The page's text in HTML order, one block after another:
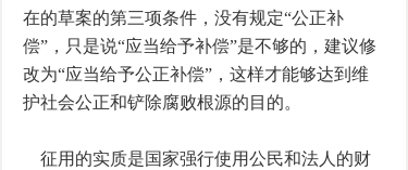
在的草案的第三项条件，没有规定“公正补
偿”，只是说“应当给予补偿”是不够的，建议修
改为“应当给予公正补偿”，这样才能够达到维
护社会公正和铲除腐败根源的目的。
征用的实质是国家强行使用公民和法人的财